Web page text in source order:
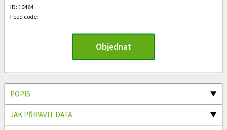
ID: 10464
Feed code:
Objednat
POPIS
JAK PŘIPAVIT DATA